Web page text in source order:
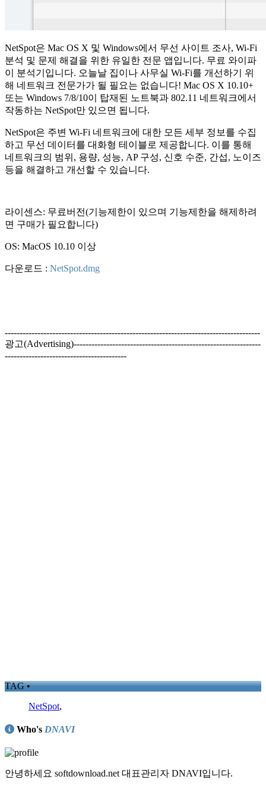
NetSpot은 Mac OS X 및 Windows에서 무선 사이트 조사, Wi-Fi
분석 및 문제 해결을 위한 유일한 전문 앱입니다. 무료 와이파
이 분석기입니다. 오늘날 집이나 사무실 Wi-Fi를 개선하기 위
해 네트워크 전문가가 될 필요는 없습니다! Mac OS X 10.10+
또는 Windows 7/8/10이 탑재된 노트북과 802.11 네트워크에서
작동하는 NetSpot만 있으면 됩니다.
NetSpot은 주변 Wi-Fi 네트워크에 대한 모든 세부 정보를 수집
하고 무선 데이터를 대화형 테이블로 제공합니다. 이를 통해
네트워크의 범위, 용량, 성능, AP 구성, 신호 수준, 간섭, 노이즈
등을 해결하고 개선할 수 있습니다.
라이센스: 무료버전(기능제한이 있으며 기능제한을 해제하려
면 구매가 필요합니다)
OS: MacOS 10.10 이상
다운로드 : NetSpot.dmg
--------------------------------------------------------------------------------------
광고(Advertising)---------------------------------------------------------------
-----------------------------------------
TAG •
NetSpot,
Who's DNAVI
안녕하세요 softdownload.net 대표관리자 DNAVI입니다.